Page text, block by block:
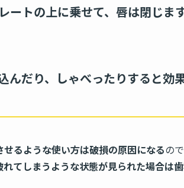
ートの上に乗せて、唇は閉じま
んだり、しゃべったりすると効
るような使い方は破損の原因になるの
れてしまうような状態が見られた場合は